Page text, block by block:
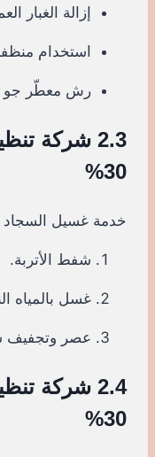
إزالة الغبار
استخدام
رش معطّر جو
2.3 شركة
30%
خدمة غسيل
شفط الأتربة.
غسل بالمياه
عصر وتجفيف
2.4 شركة
30%